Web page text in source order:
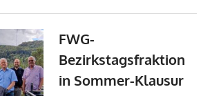
FWG-
Bezirkstagsfraktion
in Sommer-Klausur